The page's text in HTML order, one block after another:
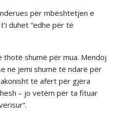
për mbështetjen e
duhet “edhe për të
thotë shumë për mua. Mendoj
ne jemi shumë të ndarë për
të afërt për gjëra
– jo vetëm për ta fituar